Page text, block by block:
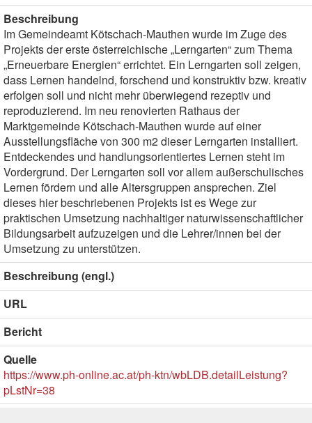
Beschreibung
Im Gemeindeamt Kötschach-Mauthen wurde im Zuge des
Projekts der erste österreichische „Lerngarten“ zum Thema
„Erneuerbare Energien“ errichtet. Ein Lerngarten soll zeigen,
dass Lernen handelnd, forschend und konstruktiv bzw. kreativ
erfolgen soll und nicht mehr überwiegend rezeptiv und
reproduzierend. Im neu renovierten Rathaus der
Marktgemeinde Kötschach-Mauthen wurde auf einer
Ausstellungsfläche von 300 m2 dieser Lerngarten installiert.
Entdeckendes und handlungsorientiertes Lernen steht im
Vordergrund. Der Lerngarten soll vor allem außerschulisches
Lernen fördern und alle Altersgruppen ansprechen. Ziel
dieses hier beschriebenen Projekts ist es Wege zur
praktischen Umsetzung nachhaltiger naturwissenschaftlicher
Bildungsarbeit aufzuzeigen und die Lehrer/innen bei der
Umsetzung zu unterstützen.
Beschreibung (engl.)
URL
Bericht
Quelle
https://www.ph-online.ac.at/ph-ktn/wbLDB.detailLeistung?
pLstNr=38